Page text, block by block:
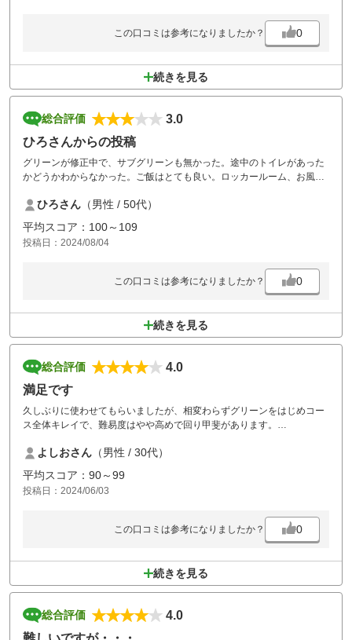
この口コミは参考になりましたか？ 0
続きを見る
総合評価
3.0
ひろさんからの投稿
グリーンが修正中で、サブグリーンも無かった。途中のトイレがあった
かどうかわからなかった。ご飯はとても良い。ロッカールーム、お風呂
ひろさん （男性 / 50代）
平均スコア：100～109
投稿日：2024/08/04
この口コミは参考になりましたか？ 0
続きを見る
総合評価
4.0
満足です
久しぶりに使わせてもらいましたが、相変わらずグリーンをはじめコー
ス全体キレイで、難易度はやや高めで回り甲斐があります。
よしおさん （男性 / 30代）
平均スコア：90～99
投稿日：2024/06/03
この口コミは参考になりましたか？ 0
続きを見る
総合評価
4.0